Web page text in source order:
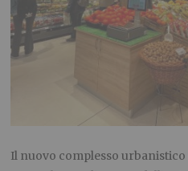
Il nuovo complesso